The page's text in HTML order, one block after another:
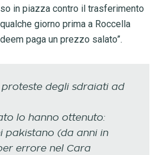
in piazza contro il trasferimento
giorno prima a Roccella
paga un prezzo salato”.
degli sdraiati ad
lo hanno ottenuto:
pakistano (da anni in
errore nel Cara